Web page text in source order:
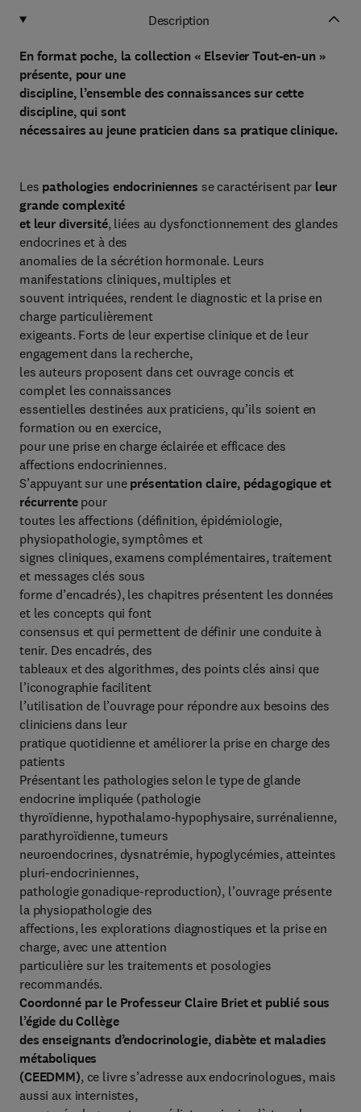
Description
En format poche, la collection « Elsevier Tout-en-un »
présente, pour une
discipline, l’ensemble des connaissances sur cette
discipline, qui sont
nécessaires au jeune praticien dans sa pratique clinique.
Les pathologies endocriniennes se caractérisent par leur
grande complexité
et leur diversité, liées au dysfonctionnement des glandes
endocrines et à des
anomalies de la sécrétion hormonale. Leurs
manifestations cliniques, multiples et
souvent intriquées, rendent le diagnostic et la prise en
charge particulièrement
exigeants. Forts de leur expertise clinique et de leur
engagement dans la recherche,
les auteurs proposent dans cet ouvrage concis et
complet les connaissances
essentielles destinées aux praticiens, qu’ils soient en
formation ou en exercice,
pour une prise en charge éclairée et efficace des
affections endocriniennes.
S’appuyant sur une présentation claire, pédagogique et
récurrentepour
toutes les affections (définition, épidémiologie,
physiopathologie, symptômes et
signes cliniques, examens complémentaires, traitement
et messages clés sous
forme d’encadrés), les chapitres présentent les données
et les concepts qui font
consensus et qui permettent de définir une conduite à
tenir. Des encadrés, des
tableaux et des algorithmes, des points clés ainsi que
l’iconographie facilitent
l’utilisation de l’ouvrage pour répondre aux besoins des
cliniciens dans leur
pratique quotidienne et améliorer la prise en charge des
patients
Présentant les pathologies selon le type de glande
endocrine impliquée (pathologie
thyroïdienne, hypothalamo-hypophysaire, surrénalienne,
parathyroïdienne, tumeurs
neuroendocrines, dysnatrémie, hypoglycémies, atteintes
pluri-endocriniennes,
pathologie gonadique-reproduction), l’ouvrage présente
la physiopathologie des
affections, les explorations diagnostiques et la prise en
charge, avec une attention
particulière sur les traitements et posologies
recommandés.
Coordonné par le Professeur Claire Briet et publié sous
l’égide du Collège
des enseignants d’endocrinologie, diabète et maladies
métaboliques
(CEEDMM), ce livre s’adresse aux endocrinologues, mais
aussi aux internistes,